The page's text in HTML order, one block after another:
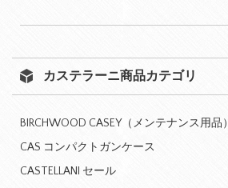
カステラーニ商品カテゴリ
BIRCHWOOD CASEY（メンテナンス用品）
CAS コンパクトガンケース
CASTELLANI セール